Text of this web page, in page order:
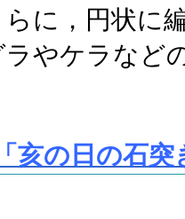
に，円状に
ラやケラなど
亥の日の石突